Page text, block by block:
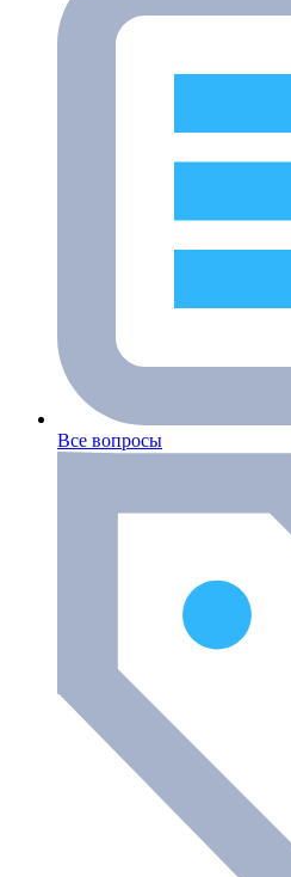
Все вопросы